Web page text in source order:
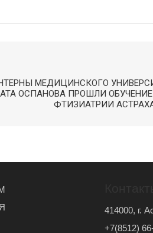
МЕДИЦИНСКОГО
ОСПАНОВА ПРОШЛИ
ФТИЗИАТРИИ
414000, г.
+7(8512)